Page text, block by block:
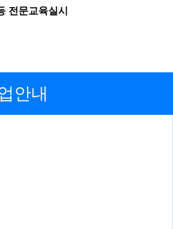
전문교육실시
안내